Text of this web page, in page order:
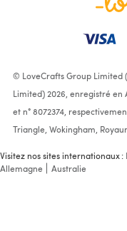
© LoveCrafts Group Limited
Limited) 2026, enregistré en
et n° 8072374,
Triangle, Wokingham,
Visitez nos sites internationaux :
Allemagne
Australie